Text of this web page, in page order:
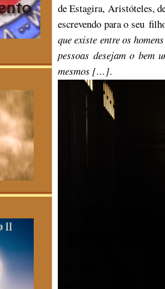
de Estagira, Aristóteles,
escrevendo para o seu
que existe entre os
pessoas desejam o bem
mesmos […].